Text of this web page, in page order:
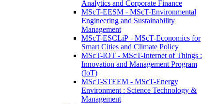
Analytics and Corporate Finance
MScT-EESM - MScT-Environmental
Engineering and Sustainability
Management
MScT-ESCLiP - MScT-Economics for
Smart Cities and Climate Policy
MScT-IOT - MScT-Internet of Things :
Innovation and Management Program
(IoT)
MScT-STEEM - MScT-Energy
Environment : Science Technology &
Management